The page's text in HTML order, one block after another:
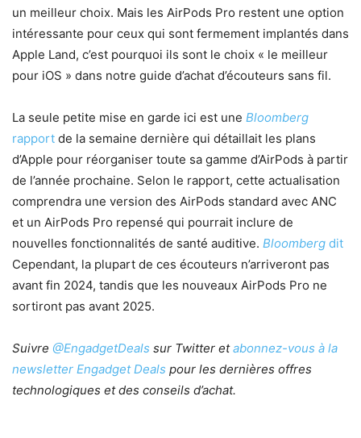
un meilleur choix. Mais les AirPods Pro restent une option
intéressante pour ceux qui sont fermement implantés dans
Apple Land, c’est pourquoi ils sont le choix « le meilleur
pour iOS » dans notre guide d’achat d’écouteurs sans fil.
La seule petite mise en garde ici est une Bloomberg
rapport de la semaine dernière qui détaillait les plans
d’Apple pour réorganiser toute sa gamme d’AirPods à partir
de l’année prochaine. Selon le rapport, cette actualisation
comprendra une version des AirPods standard avec ANC
et un AirPods Pro repensé qui pourrait inclure de
nouvelles fonctionnalités de santé auditive. Bloomberg dit
Cependant, la plupart de ces écouteurs n’arriveront pas
avant fin 2024, tandis que les nouveaux AirPods Pro ne
sortiront pas avant 2025.
Suivre @EngadgetDeals sur Twitter etabonnez-vous à la
newsletter Engadget Deals pour les dernières offres
technologiques et des conseils d’achat.